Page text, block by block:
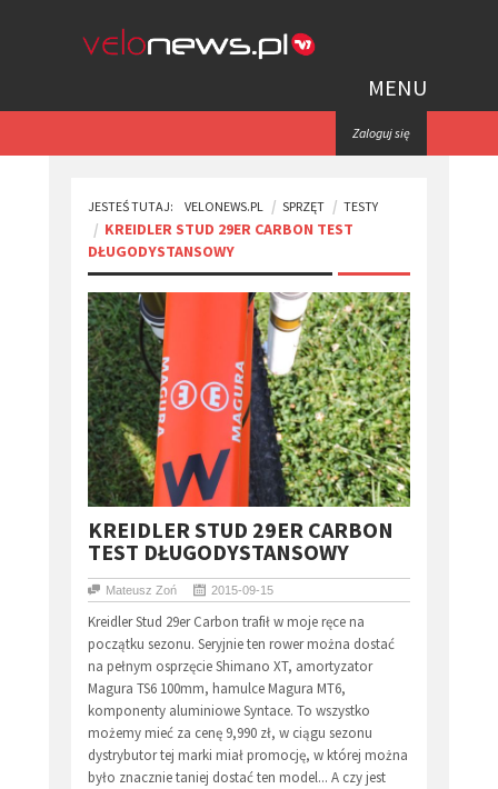
MENU
Zaloguj się
JESTEŚ TUTAJ: VELONEWS.PL SPRZĘT TESTY
KREIDLER STUD 29ER CARBON TEST
DŁUGODYSTANSOWY
KREIDLER STUD 29ER CARBON
TEST DŁUGODYSTANSOWY
Mateusz Zoń 2015-09-15
Kreidler Stud 29er Carbon trafił w moje ręce na
początku sezonu. Seryjnie ten rower można dostać
na pełnym osprzęcie Shimano XT, amortyzator
Magura TS6 100mm, hamulce Magura MT6,
komponenty aluminiowe Syntace. To wszystko
możemy mieć za cenę 9,990 zł, w ciągu sezonu
dystrybutor tej marki miał promocję, w której można
było znacznie taniej dostać ten model... A czy jest